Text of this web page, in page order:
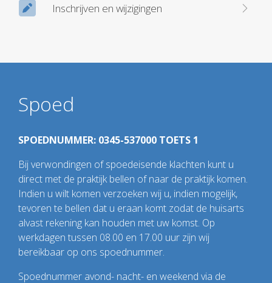
Inschrijven en wijzigingen
Spoed
SPOEDNUMMER: 0345-537000 TOETS 1
Bij verwondingen of spoedeisende klachten kunt u
direct met de praktijk bellen of naar de praktijk komen.
Indien u wilt komen verzoeken wij u, indien mogelijk,
tevoren te bellen dat u eraan komt zodat de huisarts
alvast rekening kan houden met uw komst. Op
werkdagen tussen 08.00 en 17.00 uur zijn wij
bereikbaar op ons spoednummer.
Spoednummer avond- nacht- en weekend via de